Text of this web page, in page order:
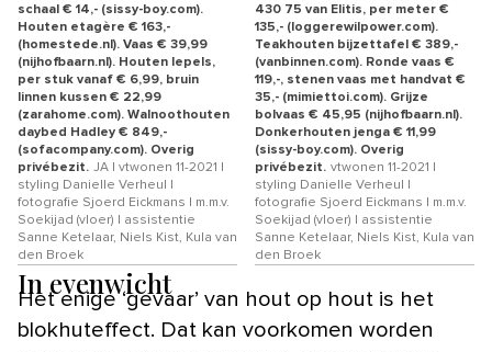
schaal € 14,- (sissy-boy.com).
Houten etagère € 163,-
(homestede.nl). Vaas € 39,99
(nijhofbaarn.nl). Houten lepels,
per stuk vanaf € 6,99, bruin
linnen kussen € 22,99
(zarahome.com). Walnoothouten
daybed Hadley € 849,-
(sofacompany.com). Overig
privébezit. JA | vtwonen 11-2021 |
styling Danielle Verheul |
fotografie Sjoerd Eickmans | m.m.v.
Soekijad (vloer) | assistentie
Sanne Ketelaar, Niels Kist, Kula van
den Broek
430 75 van Elitis, per meter €
135,- (loggerewilpower.com).
Teakhouten bijzettafel € 389,-
(vanbinnen.com). Ronde vaas €
119,-, stenen vaas met handvat €
35,- (mimiettoi.com). Grijze
bolvaas € 45,95 (nijhofbaarn.nl).
Donkerhouten jenga € 11,99
(sissy-boy.com). Overig
privébezit. vtwonen 11-2021 |
styling Danielle Verheul |
fotografie Sjoerd Eickmans | m.m.v.
Soekijad (vloer) | assistentie
Sanne Ketelaar, Niels Kist, Kula van
den Broek
In evenwicht
Het enige ‘gevaar’ van hout op hout is het
blokhuteffect. Dat kan voorkomen worden